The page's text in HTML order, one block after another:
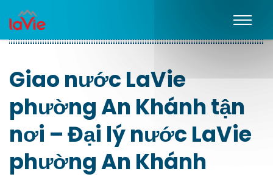
Giao nước LaVie
phường An Khánh tận
nơi – Đại lý nước LaVie
phường An Khánh